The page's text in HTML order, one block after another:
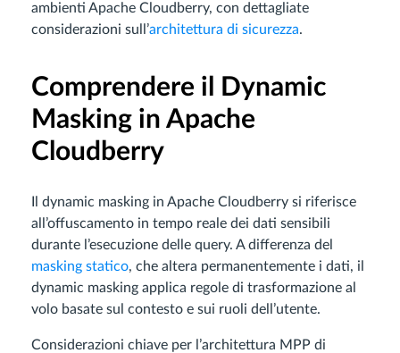
ambienti Apache Cloudberry, con dettagliate
considerazioni sull’architettura di sicurezza.
Comprendere il Dynamic
Masking in Apache
Cloudberry
Il dynamic masking in Apache Cloudberry si riferisce
all’offuscamento in tempo reale dei dati sensibili
durante l’esecuzione delle query. A differenza del
masking statico, che altera permanentemente i dati, il
dynamic masking applica regole di trasformazione al
volo basate sul contesto e sui ruoli dell’utente.
Considerazioni chiave per l’architettura MPP di